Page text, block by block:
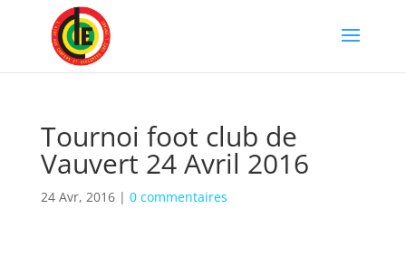
Tournoi foot club de
Vauvert 24 Avril 2016
24 Avr, 2016| 0 commentaires